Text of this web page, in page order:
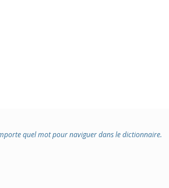
quel mot pour naviguer dans le dictionnaire.